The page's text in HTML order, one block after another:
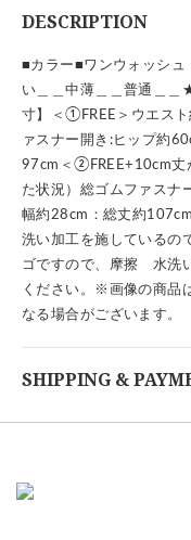
DESCRIPTION
■カラー■ワンウォッシ
い＿＿中薄＿＿普通＿
寸】＜①FREE＞ウエス
ァスナー開き:ヒップ約
97cm＜②FREE+10cm丈
た状況）総ゴムファスナ
幅約28cm：総丈約
洗い加工を施しているの
ゴですので、摩擦 水洗
ください。※画像の商品
なる場合がございます。
SHIPPING &